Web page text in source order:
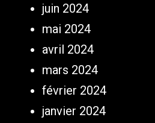
juin 2024
mai 2024
avril 2024
mars 2024
février 2024
janvier 2024